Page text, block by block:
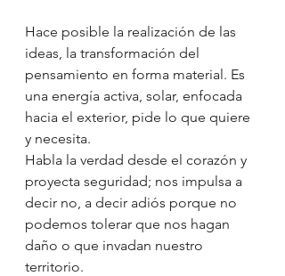
Hace posible la realización de las
ideas, la transformación del
pensamiento en forma material. Es
una energía activa, solar, enfocada
hacia el exterior, pide lo que quiere
y necesita.
Habla la verdad desde el corazón y
proyecta seguridad; nos impulsa a
decir no, a decir adiós porque no
podemos tolerar que nos hagan
daño o que invadan nuestro
territorio.